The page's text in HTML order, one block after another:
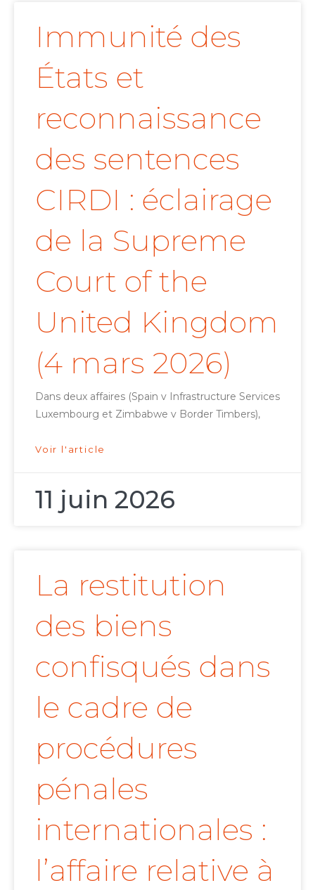
Immunité des
États et
reconnaissance
des sentences
CIRDI : éclairage
de la Supreme
Court of the
United Kingdom
(4 mars 2026)
Dans deux affaires (Spain v Infrastructure Services
Luxembourg et Zimbabwe v Border Timbers),
Voir l'article
11 juin 2026
La restitution
des biens
confisqués dans
le cadre de
procédures
pénales
internationales :
l’affaire relative à